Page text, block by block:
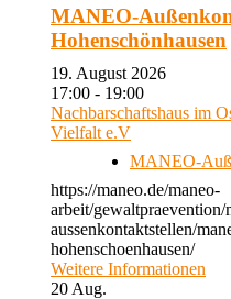
MANEO-
Hohenschönhausen
19. August 2026
17:00 - 19:00
Nachbarschaftshaus im
Vielfalt e.V
MANEO-
https://maneo.de/maneo-
arbeit/gewaltpraevention/
aussenkontaktstellen/
hohenschoenhausen/
Weitere Informationen
20 Aug.